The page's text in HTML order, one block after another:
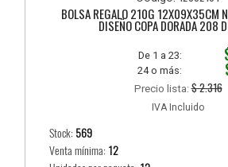
BOLSA REGALO 210G 12X09X35CM
DISEÑO COPA DORADA 208
De 1 a 23:
24 o más:
Precio lista:$ 2.316
IVA Incluido
Stock: 569
Venta mínima: 12